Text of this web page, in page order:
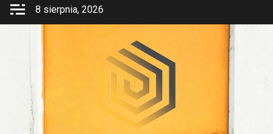
Przejdź
8 sierpnia, 2026